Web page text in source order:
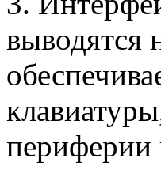
выводятся
периферии